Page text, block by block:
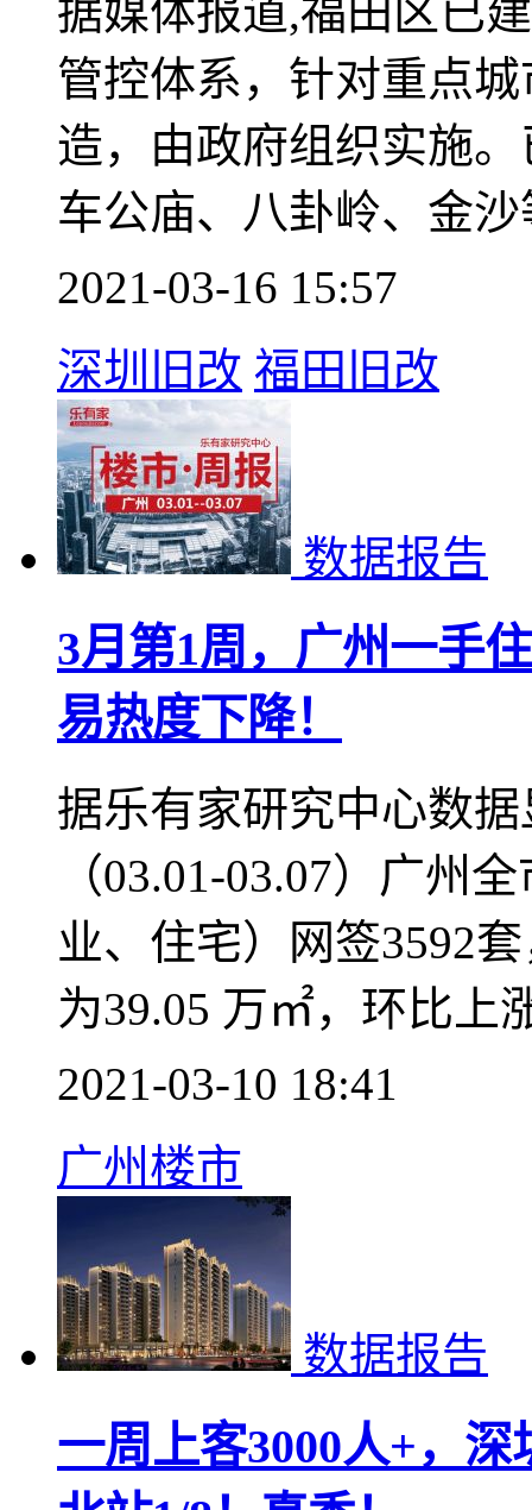
新闻聚焦
福田重点旧改统一政
宅区开展
据媒体报道,福田区已
管控体系，针对重点
造，由政府组织实施
车公庙、八卦岭、金
2021-03-16 15:57
深圳旧改
福田旧改
数据报告
3月第1周，广州一手
易热度下降！
据乐有家研究中心数
（03.01-03.07）广州
业、住宅）网签3592
为39.05 万㎡，环比上
2021-03-10 18:41
广州楼市